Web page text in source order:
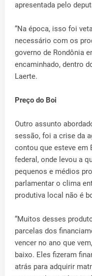
apresentada pelo
“Na época, isso foi
necessário com os
governo de Rondônia
encaminhado, dentro
Laerte.
Preço do Boi
Outro assunto
sessão, foi a crise da
contou que esteve em
federal, onde levou a
pequenos e médios
parlamentar o clima
produtiva local não é
“Muitos desses
parcelas dos
vencer no ano que
baixo. Eles fizeram
atrás para adquirir